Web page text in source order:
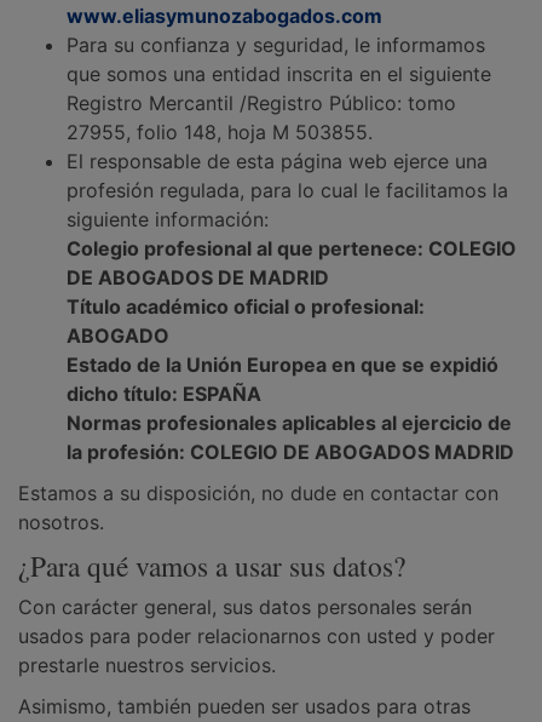
www.eliasymunozabogados.com
Para su confianza y seguridad, le informamos
que somos una entidad inscrita en el siguiente
Registro Mercantil /Registro Público: tomo
27955, folio 148, hoja M 503855.
El responsable de esta página web ejerce una
profesión regulada, para lo cual le facilitamos la
siguiente información:
Colegio profesional al que pertenece: COLEGIO
DE ABOGADOS DE MADRID
Título académico oficial o profesional:
ABOGADO
Estado de la Unión Europea en que se expidió
dicho título: ESPAÑA
Normas profesionales aplicables al ejercicio de
la profesión: COLEGIO DE ABOGADOS MADRID
Estamos a su disposición, no dude en contactar con
nosotros.
¿Para qué vamos a usar sus datos?
Con carácter general, sus datos personales serán
usados para poder relacionarnos con usted y poder
prestarle nuestros servicios.
Asimismo, también pueden ser usados para otras